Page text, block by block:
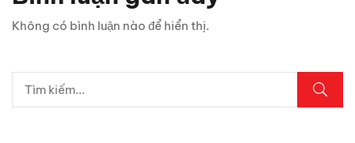
Không có bình luận nào để hiển thị.